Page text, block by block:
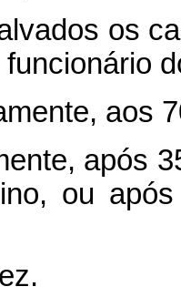
os
aos
após
ou